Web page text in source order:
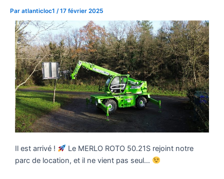
Par atlanticloc1 /17 février 2025
Il est arrivé !
Le MERLO ROTO 50.21S rejoint notre
parc de location, et il ne vient pas seul…